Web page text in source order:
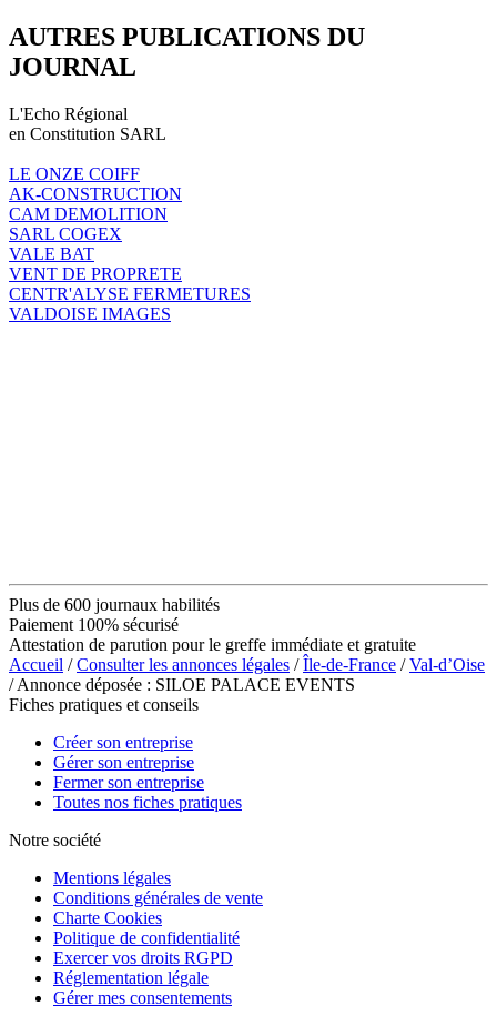
AUTRES PUBLICATIONS DU
JOURNAL
L'Echo Régional
en Constitution SARL
LE ONZE COIFF
AK-CONSTRUCTION
CAM DEMOLITION
SARL COGEX
VALE BAT
VENT DE PROPRETE
CENTR'ALYSE FERMETURES
VALDOISE IMAGES
Plus de 600 journaux habilités
Paiement 100% sécurisé
Attestation de parution pour le greffe immédiate et gratuite
Accueil /Consulter les annonces légales /Île-de-France /Val-d’Oise
/ Annonce déposée : SILOE PALACE EVENTS
Fiches pratiques et conseils
Créer son entreprise
Gérer son entreprise
Fermer son entreprise
Toutes nos fiches pratiques
Notre société
Mentions légales
Conditions générales de vente
Charte Cookies
Politique de confidentialité
Exercer vos droits RGPD
Réglementation légale
Gérer mes consentements